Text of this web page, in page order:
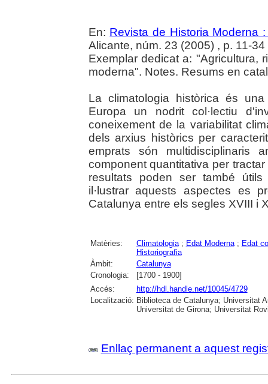
En: Revista de Historia Moderna
Alicante, núm. 23 (2005) , p. 11-34
Exemplar dedicat a: "Agricultura,
moderna". Notes. Resums en
La climatologia històrica és
Europa un nodrit col·lectiu
coneixement de la variabilitat
dels arxius històrics per
emprats són multidisciplinaris
component quantitativa per
resultats poden ser també
il·lustrar aquests aspectes es
Catalunya entre els segles XVIII i
Matèries: Climatologia; Edat Moderna; Edat
Historiografia
Àmbit:
Catalunya
Cronologia:
[1700 - 1900]
Accés:
http://hdl.handle.net/10045/4729
Localització: Biblioteca de Catalunya; Universitat
Universitat de Girona; Universitat
Enllaç permanent a aquest